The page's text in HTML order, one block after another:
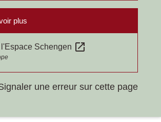
plus
Schengen open_in_new
une erreur sur cette page